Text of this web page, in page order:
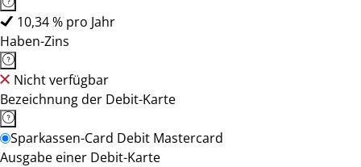
10,34 % pro Jahr
Haben-Zins
Nicht verfügbar
Bezeichnung der Debit-Karte
Sparkassen-Card Debit Mastercard
Ausgabe einer Debit-Karte